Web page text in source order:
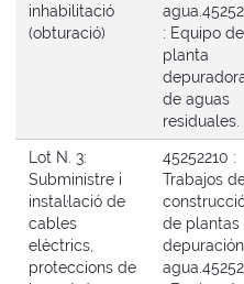
inhabilitació
(obturació)
agua.
: Equipo de
planta
de aguas
residuales.
Lot N. 3:
Subministre i
instal·lació de
cables
elèctrics,
proteccions de
45252210 :
Trabajos
de plantas
agua.